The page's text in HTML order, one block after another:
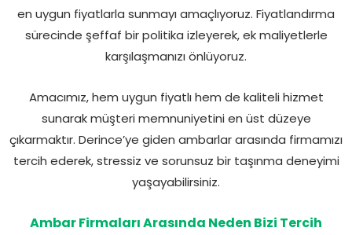
en uygun fiyatlarla sunmayı amaçlıyoruz. Fiyatlandırma
sürecinde şeffaf bir politika izleyerek, ek maliyetlerle
karşılaşmanızı önlüyoruz.
Amacımız, hem uygun fiyatlı hem de kaliteli hizmet
sunarak müşteri memnuniyetini en üst düzeye
çıkarmaktır. Derince’ye giden ambarlar arasında firmamızı
tercih ederek, stressiz ve sorunsuz bir taşınma deneyimi
yaşayabilirsiniz.
Ambar Firmaları Arasında Neden Bizi Tercih